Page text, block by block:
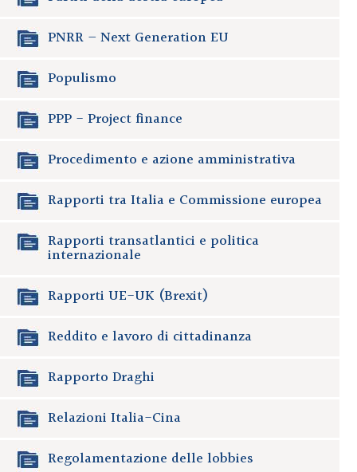
PNRR – Next Generation EU
Populismo
PPP - Project finance
Procedimento e azione amministrativa
Rapporti tra Italia e Commissione europea
Rapporti transatlantici e politica
internazionale
Rapporti UE-UK (Brexit)
Reddito e lavoro di cittadinanza
Rapporto Draghi
Relazioni Italia-Cina
Regolamentazione delle lobbies